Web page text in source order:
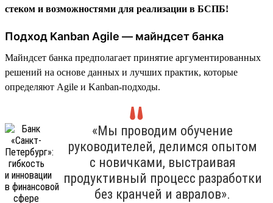
стеком и возможностями для реализации в БСПБ!
Подход Kanban Agile — майндсет банка
Майндсет банка предполагает принятие аргументированных
решений на основе данных и лучших практик, которые
определяют Agile и Kanban-подходы.
«Мы проводим обучение
руководителей, делимся опытом
с новичками, выстраивая
продуктивный процесс разработки
без кранчей и авралов».